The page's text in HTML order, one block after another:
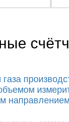
направлением